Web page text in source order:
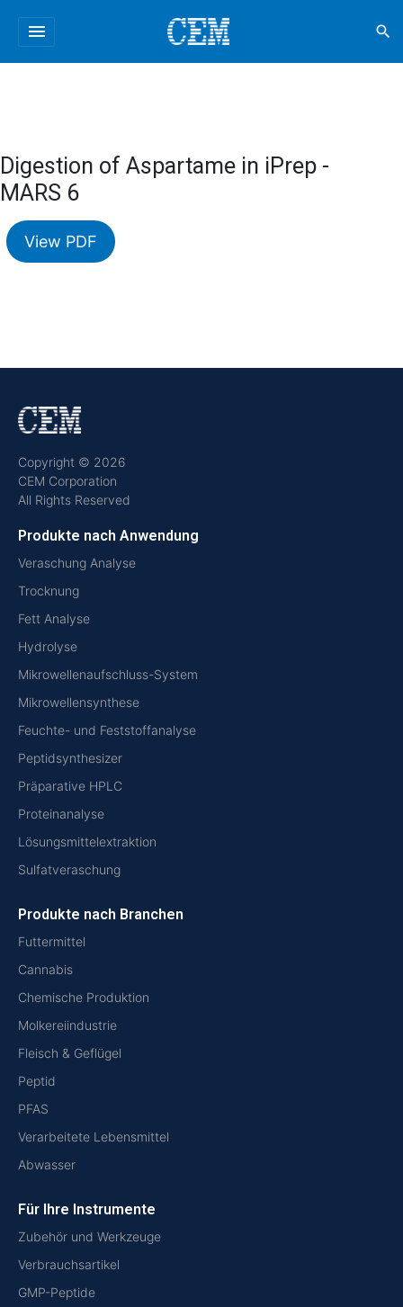
menu search
Digestion of Aspartame in iPrep -
MARS 6
View PDF
Copyright © 2026
CEM Corporation
All Rights Reserved
Produkte nach Anwendung
Veraschung Analyse
Trocknung
Fett Analyse
Hydrolyse
Mikrowellenaufschluss-System
Mikrowellensynthese
Feuchte- und Feststoffanalyse
Peptidsynthesizer
Präparative HPLC
Proteinanalyse
Lösungsmittelextraktion
Sulfatveraschung
Produkte nach Branchen
Futtermittel
Cannabis
Chemische Produktion
Molkereiindustrie
Fleisch & Geflügel
Peptid
PFAS
Verarbeitete Lebensmittel
Abwasser
Für Ihre Instrumente
Zubehör und Werkzeuge
Verbrauchsartikel
GMP-Peptide